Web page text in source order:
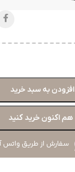
افزودن به سبد خرید
هم اکنون خرید کنید
سفارش از طریق واتس